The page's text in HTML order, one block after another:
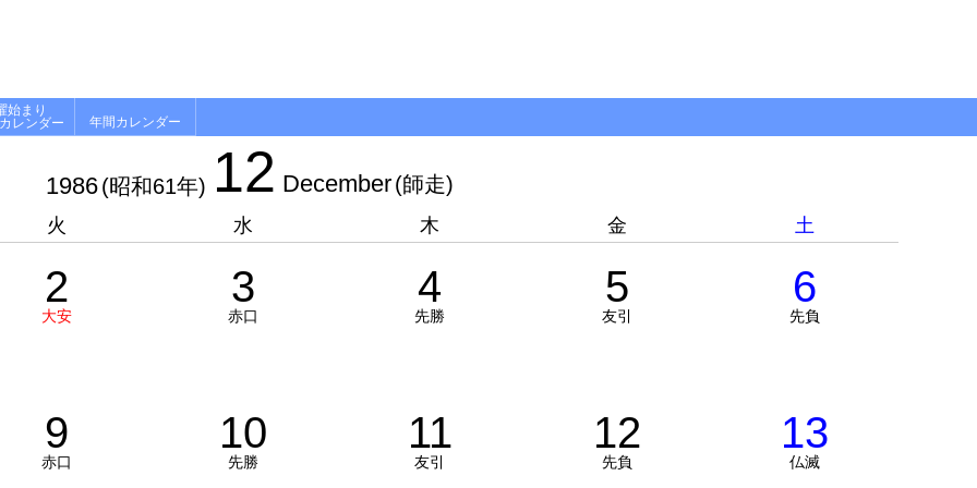
始まり
レンダー
年間カレンダー
1986(昭和61年) 12 December(師走)
火 水 木 金 土
2
大安
3
赤口
4
先勝
5
友引
6
先負
9
赤口
10
先勝
11
友引
12
先負
13
仏滅